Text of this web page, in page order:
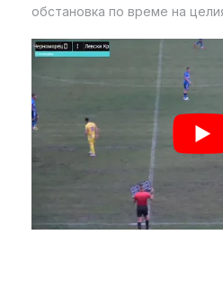
обстановка по време на